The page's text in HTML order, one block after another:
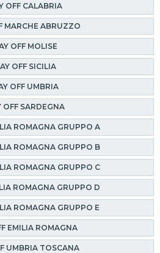
OFF CALABRIA
MARCHE ABRUZZO
OFF MOLISE
OFF SICILIA
OFF UMBRIA
OFF SARDEGNA
ROMAGNA GRUPPO A
ROMAGNA GRUPPO B
ROMAGNA GRUPPO C
ROMAGNA GRUPPO D
ROMAGNA GRUPPO E
EMILIA ROMAGNA
UMBRIA TOSCANA